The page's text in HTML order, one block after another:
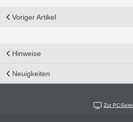
Voriger Artikel
Hinweise
Neuigkeiten
Zur PC-Seite